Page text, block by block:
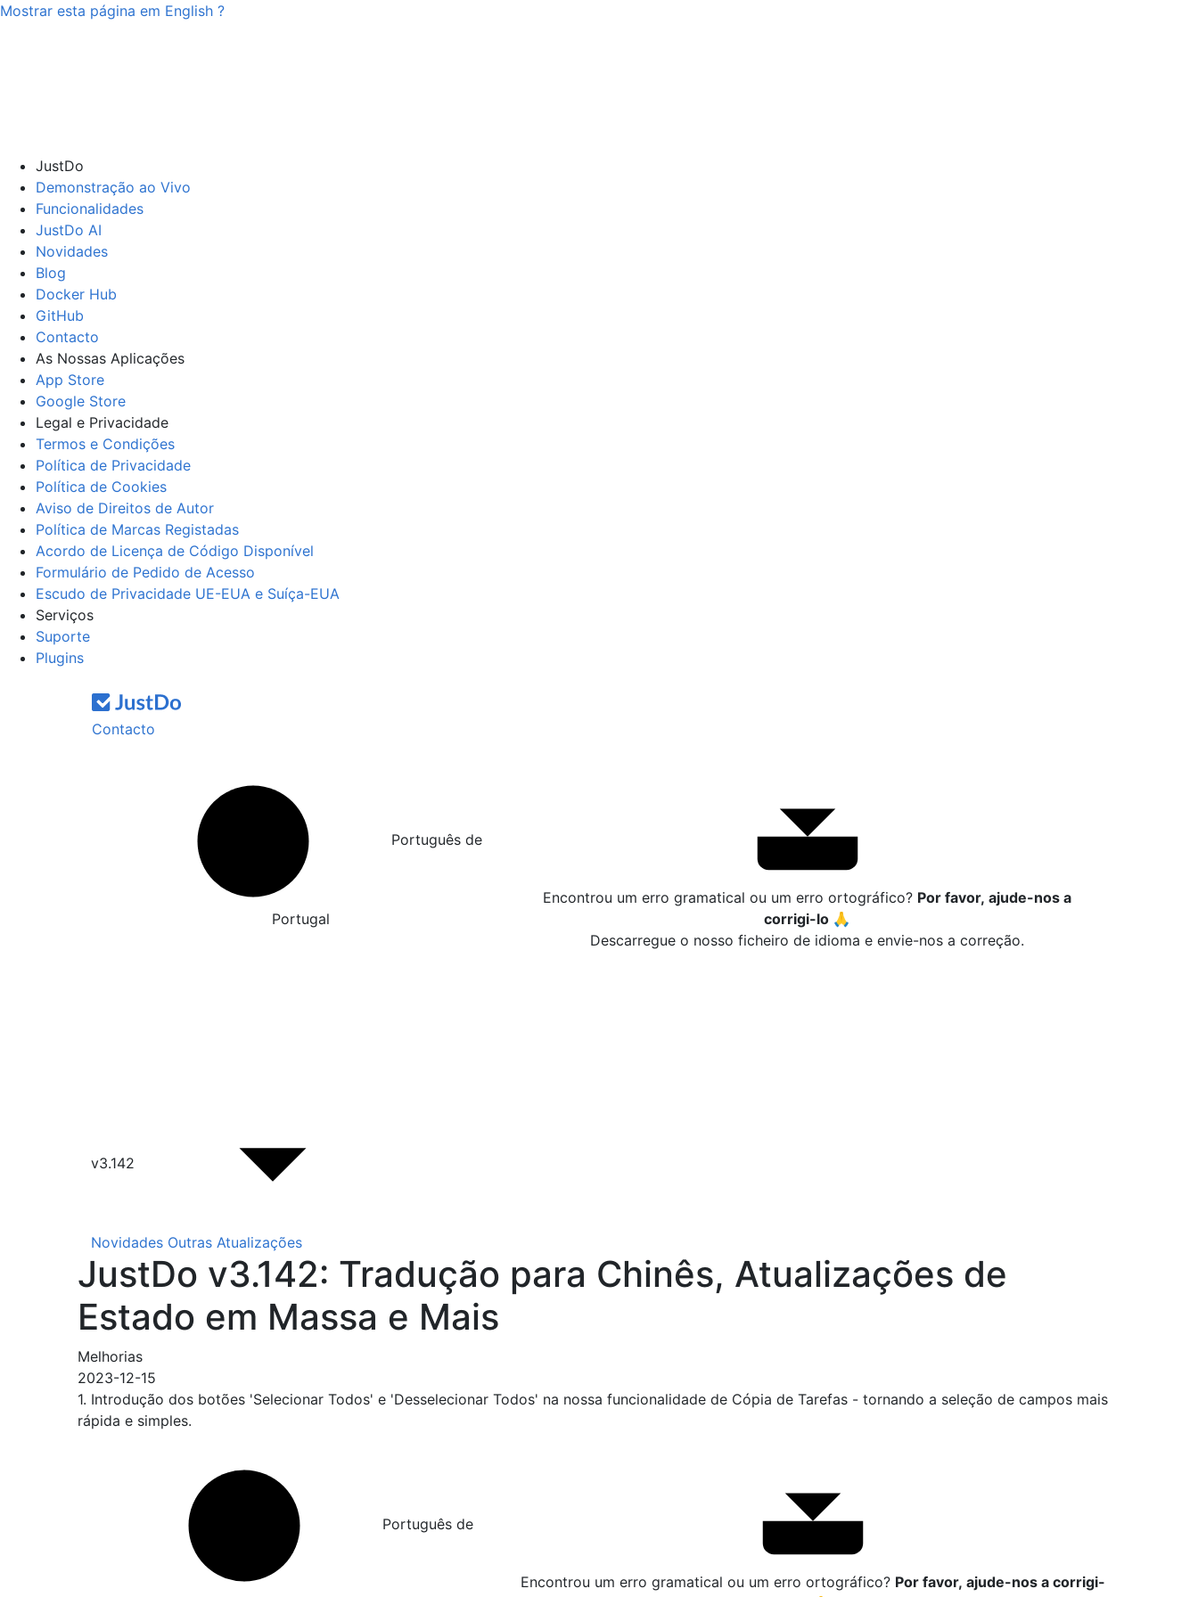
Mostrar esta página em English ?
JustDo
Demonstração ao Vivo
Funcionalidades
JustDo AI
Novidades
Blog
Docker Hub
GitHub
Contacto
As Nossas Aplicações
App Store
Google Store
Legal e Privacidade
Termos e Condições
Política de Privacidade
Política de Cookies
Aviso de Direitos de Autor
Política de Marcas Registadas
Acordo de Licença de Código Disponível
Formulário de Pedido de Acesso
Escudo de Privacidade UE-EUA e Suíça-EUA
Serviços
Suporte
Plugins
Contacto
Portugal
Encontrou um erro gramatical ou um erro ortográfico? Por favor, ajude-nos a
corrigi-lo 🙏
Descarregue o nosso ficheiro de idioma e envie-nos a correção.
v3.142
Novidades Outras Atualizações
JustDo v3.142: Tradução para Chinês, Atualizações de
Estado em Massa e Mais
Melhorias
2023-12-15
1. Introdução dos botões 'Selecionar Todos' e 'Desselecionar Todos' na nossa funcionalidade de Cópia de Tarefas - tornando a seleção de campos mais
rápida e simples.
Encontrou um erro gramatical ou um erro ortográfico? Por favor, ajude-nos a corrigi-